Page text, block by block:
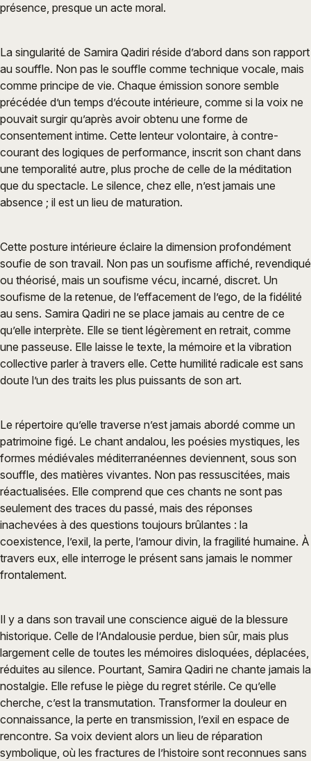
présence, presque un acte moral.
La singularité de Samira Qadiri réside d’abord dans son rapport
au souffle. Non pas le souffle comme technique vocale, mais
comme principe de vie. Chaque émission sonore semble
précédée d’un temps d’écoute intérieure, comme si la voix ne
pouvait surgir qu’après avoir obtenu une forme de
consentement intime. Cette lenteur volontaire, à contre-
courant des logiques de performance, inscrit son chant dans
une temporalité autre, plus proche de celle de la méditation
que du spectacle. Le silence, chez elle, n’est jamais une
absence ; il est un lieu de maturation.
Cette posture intérieure éclaire la dimension profondément
soufie de son travail. Non pas un soufisme affiché, revendiqué
ou théorisé, mais un soufisme vécu, incarné, discret. Un
soufisme de la retenue, de l’effacement de l’ego, de la fidélité
au sens. Samira Qadiri ne se place jamais au centre de ce
qu’elle interprète. Elle se tient légèrement en retrait, comme
une passeuse. Elle laisse le texte, la mémoire et la vibration
collective parler à travers elle. Cette humilité radicale est sans
doute l’un des traits les plus puissants de son art.
Le répertoire qu’elle traverse n’est jamais abordé comme un
patrimoine figé. Le chant andalou, les poésies mystiques, les
formes médiévales méditerranéennes deviennent, sous son
souffle, des matières vivantes. Non pas ressuscitées, mais
réactualisées. Elle comprend que ces chants ne sont pas
seulement des traces du passé, mais des réponses
inachevées à des questions toujours brûlantes : la
coexistence, l’exil, la perte, l’amour divin, la fragilité humaine. À
travers eux, elle interroge le présent sans jamais le nommer
frontalement.
Il y a dans son travail une conscience aiguë de la blessure
historique. Celle de l’Andalousie perdue, bien sûr, mais plus
largement celle de toutes les mémoires disloquées, déplacées,
réduites au silence. Pourtant, Samira Qadiri ne chante jamais la
nostalgie. Elle refuse le piège du regret stérile. Ce qu’elle
cherche, c’est la transmutation. Transformer la douleur en
connaissance, la perte en transmission, l’exil en espace de
rencontre. Sa voix devient alors un lieu de réparation
symbolique, où les fractures de l’histoire sont reconnues sans